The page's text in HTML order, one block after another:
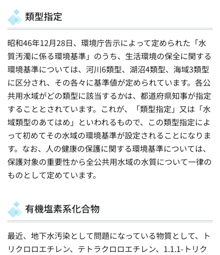
類型指定
昭和46年12月28日、環境庁告示によって定められた「水
質汚濁に係る環境基準」のうち、生活環境の保全に関する
環境基準については、河川6類型、湖沼4類型、海域3類型
に区分され、その各々に基準値が定められています。各公
共用水域がどの類型に該当するかは、都道府県知事が指定
することとされています。これが、「類型指定」又は「水
域類型のあてはめ」といわれるもので、この類型指定によ
って初めてその水域の環境基準が設定されることになりま
す。なお、人の健康の保護に関する環境基準については、
保護対象の重要性から全公共用水域の水質について一律の
ものとして定めています。
有機塩素系化合物
最近、地下水汚染として問題になっている物質として、ト
リクロロエチレン、テトラクロロエチレン、1.1.1-トリク